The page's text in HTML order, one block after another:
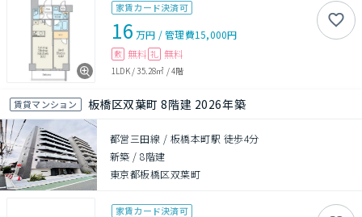
家賃カード決済可
16 万円 /管理費15,000円
敷 無料 礼 無料
1LDK/35.28㎡ /4階
賃貸マンション 板橋区双葉町 8階建 2026年築
都営三田線 / 板橋本町駅 徒歩4分
新築 /8階建
東京都板橋区双葉町
家賃カード決済可